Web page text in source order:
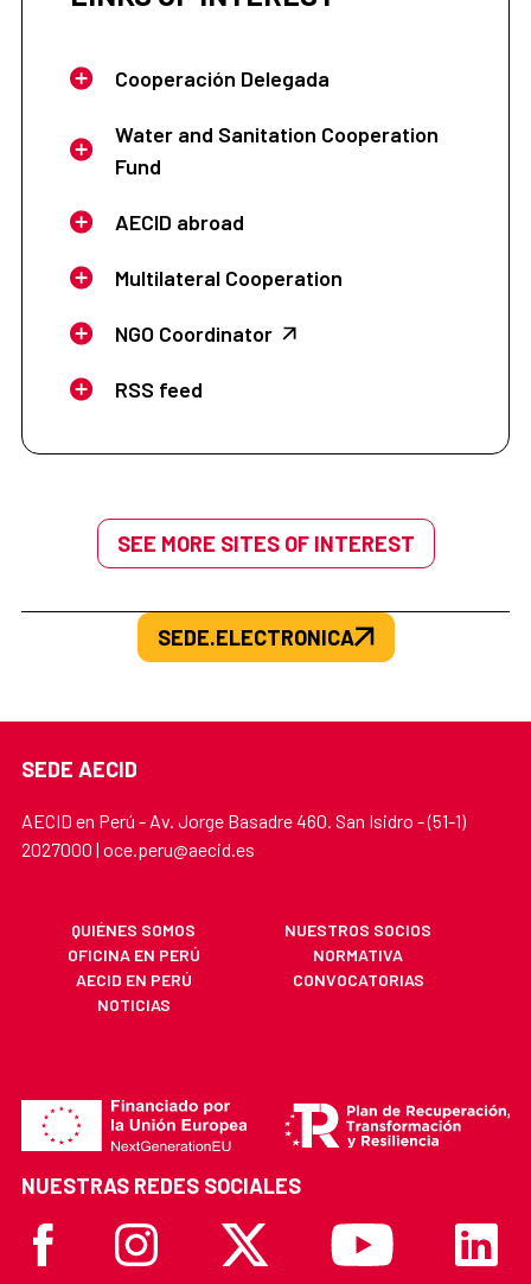
Cooperación Delegada
Water and Sanitation Cooperation
Fund
AECID abroad
Multilateral Cooperation
NGO Coordinator
RSS feed
SEE MORE SITES OF INTEREST
SEDE.ELECTRONICA
SEDE AECID
AECID en Perú - Av. Jorge Basadre 460. San Isidro - (51-1)
2027000 | oce.peru@aecid.es
QUIÉNES SOMOS
NUESTROS SOCIOS
OFICINA EN PERÚ
NORMATIVA
AECID EN PERÚ
CONVOCATORIAS
NOTICIAS
NUESTRAS REDES SOCIALES
FacebookInstagram X Youtube Linkedin